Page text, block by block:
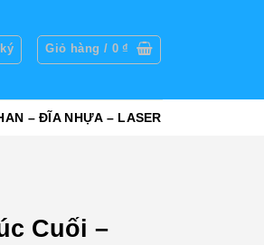
Giỏ hàng / 0₫
– ĐĨA NHỰA – LASER
Cuối –